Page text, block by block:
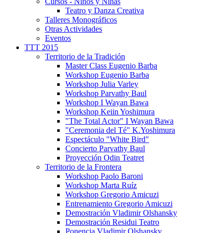
Teatro y Danza Creativa
Talleres Monográficos
Otras Actividades
Eventos
TTT 2015
Territorio de la Tradición
Master Class Eugenio Barba
Workshop Eugenio Barba
Workshop Julia Varley
Workshop Parvathy Baul
Workshop I Wayan Bawa
Workshop Keiin Yoshimura
"The Total Actor" I Wayan Bawa
"Ceremonia del Té" K.Yoshimura
Espectáculo "White Bird"
Concierto Parvathy Baul
Proyección Odin Teatret
Territorio de la Frontera
Workshop Paolo Baroni
Workshop Marta Ruíz
Workshop Gregorio Amicuzi
Entrenamiento Gregorio Amicuzi
Demostración Vladimir Olshansky
Demostración Residui Teatro
Ponencia Vladimir Olshansky